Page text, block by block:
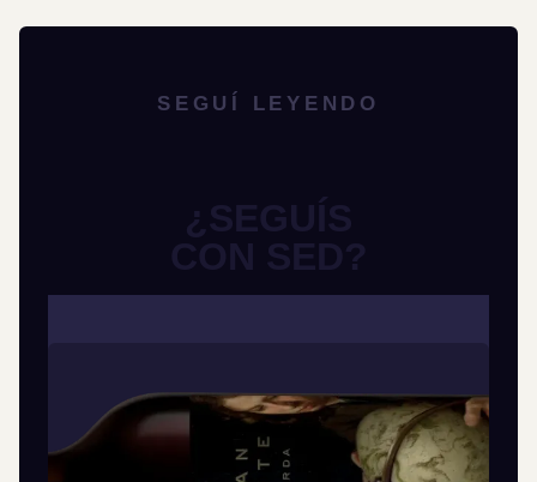
SEGUÍ LEYENDO
¿SEGUÍS
CON SED?